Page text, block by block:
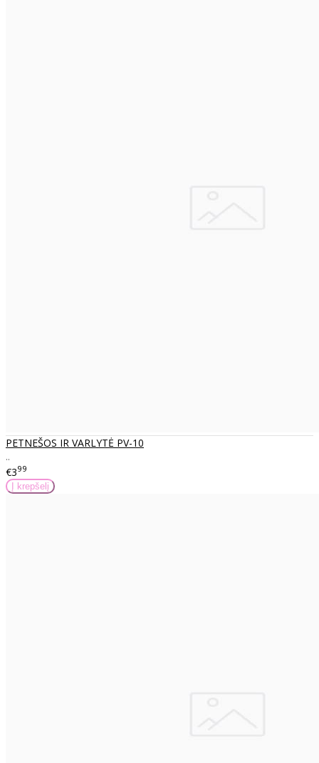
PETNEŠOS IR VARLYTĖ PV-10
..
€399